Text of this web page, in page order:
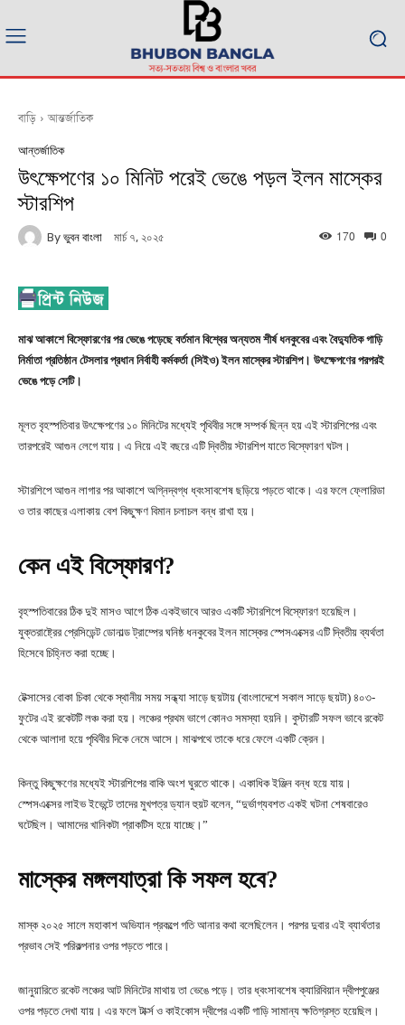
বাড়ি আন্তর্জাতিক
আন্তর্জাতিক
উৎক্ষেপণের ১০ মিনিট পরেই ভেঙে পড়ল ইলন মাস্কের
স্টারশিপ
By ভুবন বাংলা মার্চ ৭, ২০২৫ 0
170
মাঝ আকাশে বিস্ফোরণের পর ভেঙে পড়েছে বর্তমান বিশ্বের অন্যতম শীর্ষ ধনকুবের এবং বৈদ্যুতিক গাড়ি
নির্মাতা প্রতিষ্ঠান টেসলার প্রধান নির্বাহী কর্মকর্তা (সিইও) ইলন মাস্কের স্টারশিপ। উৎক্ষেপণের পরপরই
ভেঙে পড়ে সেটি।
মূলত বৃহস্পতিবার উৎক্ষেপণের ১০ মিনিটের মধ্যেই পৃথিবীর সঙ্গে সম্পর্ক ছিন্ন হয় এই স্টারশিপের এবং
তারপরেই আগুন লেগে যায়। এ নিয়ে এই বছরে এটি দ্বিতীয় স্টারশিপ যাতে বিস্ফোরণ ঘটল।
স্টারশিপে আগুন লাগার পর আকাশে অগ্নিদ্বগ্ধ ধ্বংসাবশেষ ছড়িয়ে পড়তে থাকে। এর ফলে ফ্লোরিডা
ও তার কাছের এলাকায় বেশ কিছুক্ষণ বিমান চলাচল বন্ধ রাখা হয়।
কেন এই বিস্ফোরণ?
বৃহস্পতিবারের ঠিক দুই মাসও আগে ঠিক একইভাবে আরও একটি স্টারশিপে বিস্ফোরণ হয়েছিল।
যুক্তরাষ্ট্রের প্রেসিডেন্ট ডোনাল্ড ট্রাম্পের ঘনিষ্ঠ ধনকুবের ইলন মাস্কের স্পেসএক্সের এটি দ্বিতীয় ব্যর্থতা
হিসেবে চিহ্নিত করা হচ্ছে।
টেক্সাসের বোকা চিকা থেকে স্থানীয় সময় সন্ধ্যা সাড়ে ছয়টায় (বাংলাদেশে সকাল সাড়ে ছয়টা) ৪০৩-
ফুটের এই রকেটটি লঞ্চ করা হয়। লঞ্চের প্রথম ভাগে কোনও সমস্যা হয়নি। বুস্টারটি সফল ভাবে রকেট
থেকে আলাদা হয়ে পৃথিবীর দিকে নেমে আসে। মাঝপথে তাকে ধরে ফেলে একটি ক্রেন।
কিন্তু কিছুক্ষণের মধ্যেই স্টারশিপের বাকি অংশ ঘুরতে থাকে। একাধিক ইঞ্জিন বন্ধ হয়ে যায়।
স্পেসএক্সের লাইভ ইভেন্টে তাদের মুখপত্র ড্যান হুয়ট বলেন, “দুর্ভাগ্যবশত একই ঘটনা শেষবারেও
ঘটেছিল। আমাদের খানিকটা প্রাকটিস হয়ে যাচ্ছে।”
মাস্কের মঙ্গলযাত্রা কি সফল হবে?
মাস্ক ২০২৫ সালে মহাকাশ অভিযান প্রকল্পে গতি আনার কথা বলেছিলেন। পরপর দুবার এই ব্যার্থতার
প্রভাব সেই পরিকল্পনার ওপর পড়তে পারে।
জানুয়ারিতে রকেট লঞ্চের আট মিনিটের মাথায় তা ভেঙে পড়ে। তার ধ্বংসাবশেষ ক্যারিবিয়ান দ্বীপপুঞ্জের
ওপর পড়তে দেখা যায়। এর ফলে টার্ক্স ও কাইকোস দ্বীপের একটি গাড়ি সামান্য ক্ষতিগ্রস্ত হয়েছিল।